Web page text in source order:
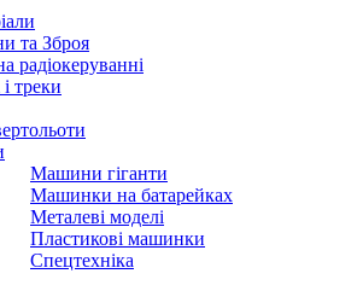
та Зброя
радіокеруванні
і треки
Машини гіганти
Машинки на батарейках
Металеві моделі
Пластикові машинки
Спецтехніка